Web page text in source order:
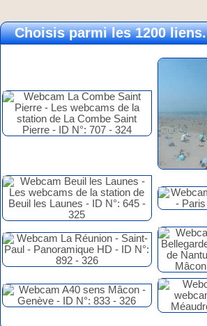
Choisis parmi les 1200 liens.